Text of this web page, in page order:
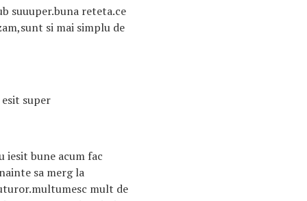
suuuper.buna reteta.ce
si mai simplu de
super
iesit bune acum fac
sa merg la
mult de